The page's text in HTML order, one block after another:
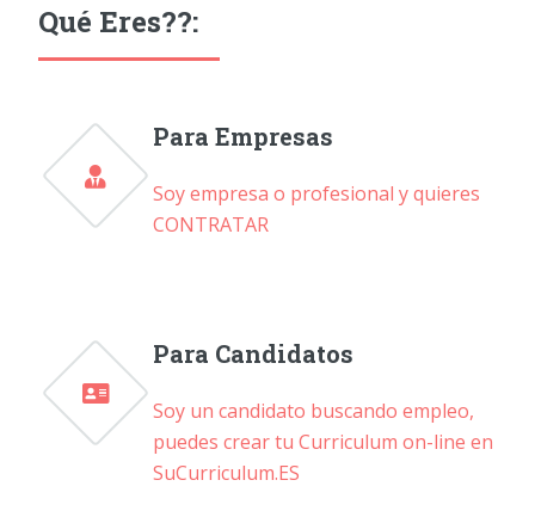
Qué Eres??:
Para Empresas
Soy empresa o profesional y quieres
CONTRATAR
Para Candidatos
Soy un candidato buscando empleo,
puedes crear tu Curriculum on-line en
SuCurriculum.ES